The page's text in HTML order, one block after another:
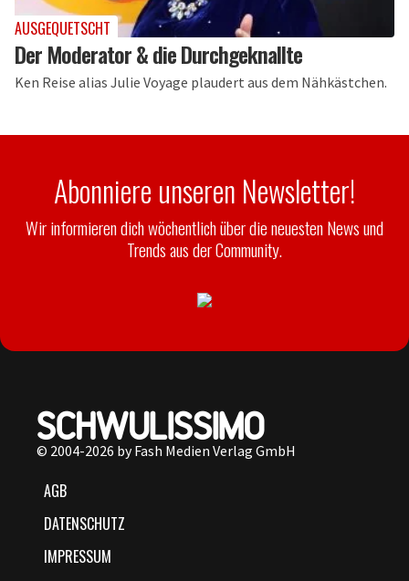
AUSGEQUETSCHT
Der Moderator & die Durchgeknallte
Ken Reise alias Julie Voyage plaudert aus dem Nähkästchen.
Abonniere unseren Newsletter!
Wir informieren dich wöchentlich über die neuesten News und
Trends aus der Community.
© 2004-2026 by Fash Medien Verlag GmbH
AGB
DATENSCHUTZ
IMPRESSUM